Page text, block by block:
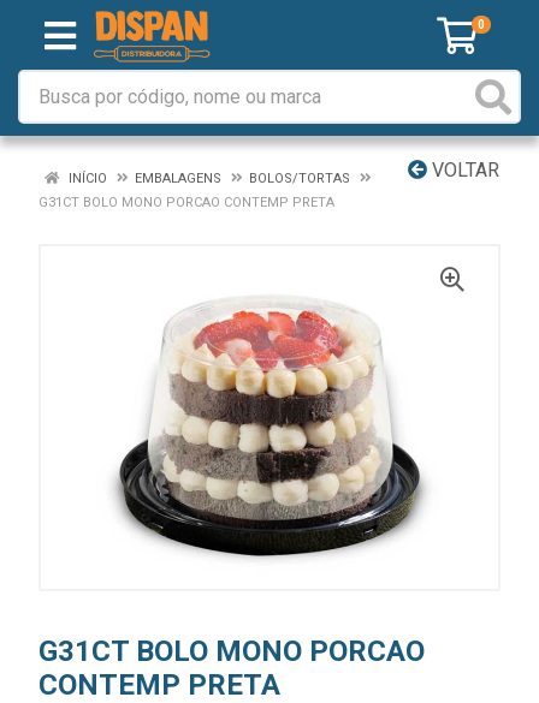
0
VOLTAR
INÍCIO EMBALAGENS
BOLOS/TORTAS
G31CT BOLO MONO PORCAO CONTEMP PRETA
G31CT BOLO MONO PORCAO
CONTEMP PRETA